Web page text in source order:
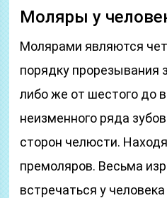
Моляры у
Молярами являются
порядку прорезывания
либо же от шестого до
неизменного ряда
сторон челюсти.
премоляров. Весьма
встречаться у